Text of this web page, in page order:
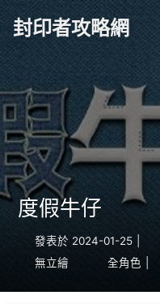
封印者攻略網
度假牛仔
發表於 2024-01-25
無立繪
全角色